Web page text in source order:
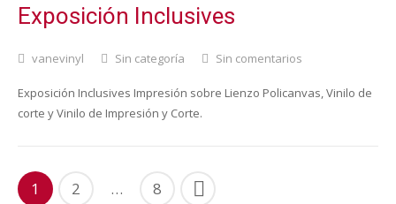
Exposición Inclusives
vanevinyl Sin categoría Sin comentarios
Exposición Inclusives Impresión sobre Lienzo Policanvas, Vinilo de
corte y Vinilo de Impresión y Corte.
1 2 … 8